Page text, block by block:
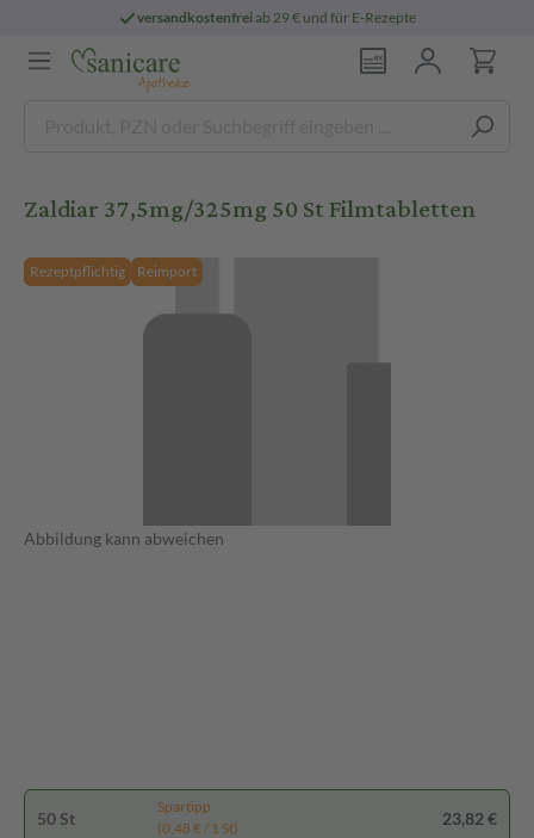
versandkostenfreiab 29 € und für E-Rezepte
Zaldiar 37,5mg/325mg 50 St Filmtabletten
Rezeptpflichtig Reimport
Abbildung kann abweichen
50 St
Spartipp
(0,48 € / 1 St)
23,82 €